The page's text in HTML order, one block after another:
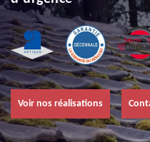
Voir nos réalisations